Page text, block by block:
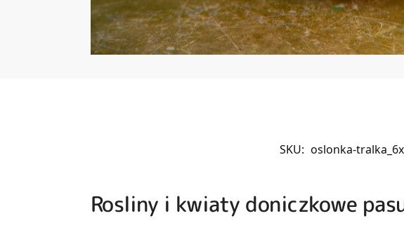
SKU: oslonka-
Rosliny i kwiaty doniczkowe